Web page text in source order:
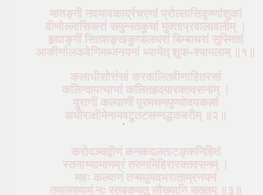
मातङ्गी नवयावकार्द्रचरणां प्रोल्लासिकृष्णांशुकां
वीणोल्लासिकरां समुन्नतकुचां मुक्ताप्रवालावलीम् ।
हृद्याङ्गीं सितशङ्खकुण्डलधरां बिम्बाधरां सुस्मितां
आकीर्णालकवेणिमब्जनयनां ध्यायेत् शुक-श्यामलाम् ॥१॥
कलाधीशोत्तंसां करकलितवीणाहितरसां
कलिन्दापत्याभां कलितहृदयारक्तवसनाम् ।
पुराणीं कल्याणीं पुरमथनपुण्योदयकलां
अधीराक्षीमेनामवटुतटसन्नद्धकबरीम् ॥२॥
करोदञ्चद्वीणं कनकदलताटङ्कनिहितं
स्तनाभ्यामानम्रं तरुणमिहिरारक्तवसनम् ।
महः कल्याणं तन्मधुमदभराताम्रनयनं
तमालश्यामं नः स्तबकयतु सौख्यानि सततम् ॥३॥